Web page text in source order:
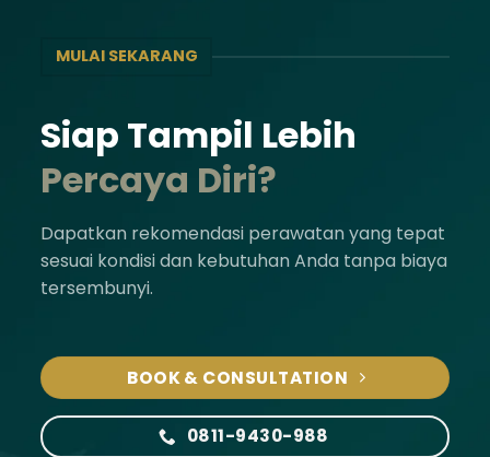
MULAI SEKARANG
Siap Tampil Lebih
Percaya Diri?
Dapatkan rekomendasi perawatan yang tepat
sesuai kondisi dan kebutuhan Anda tanpa biaya
tersembunyi.
BOOK & CONSULTATION
0811-9430-988